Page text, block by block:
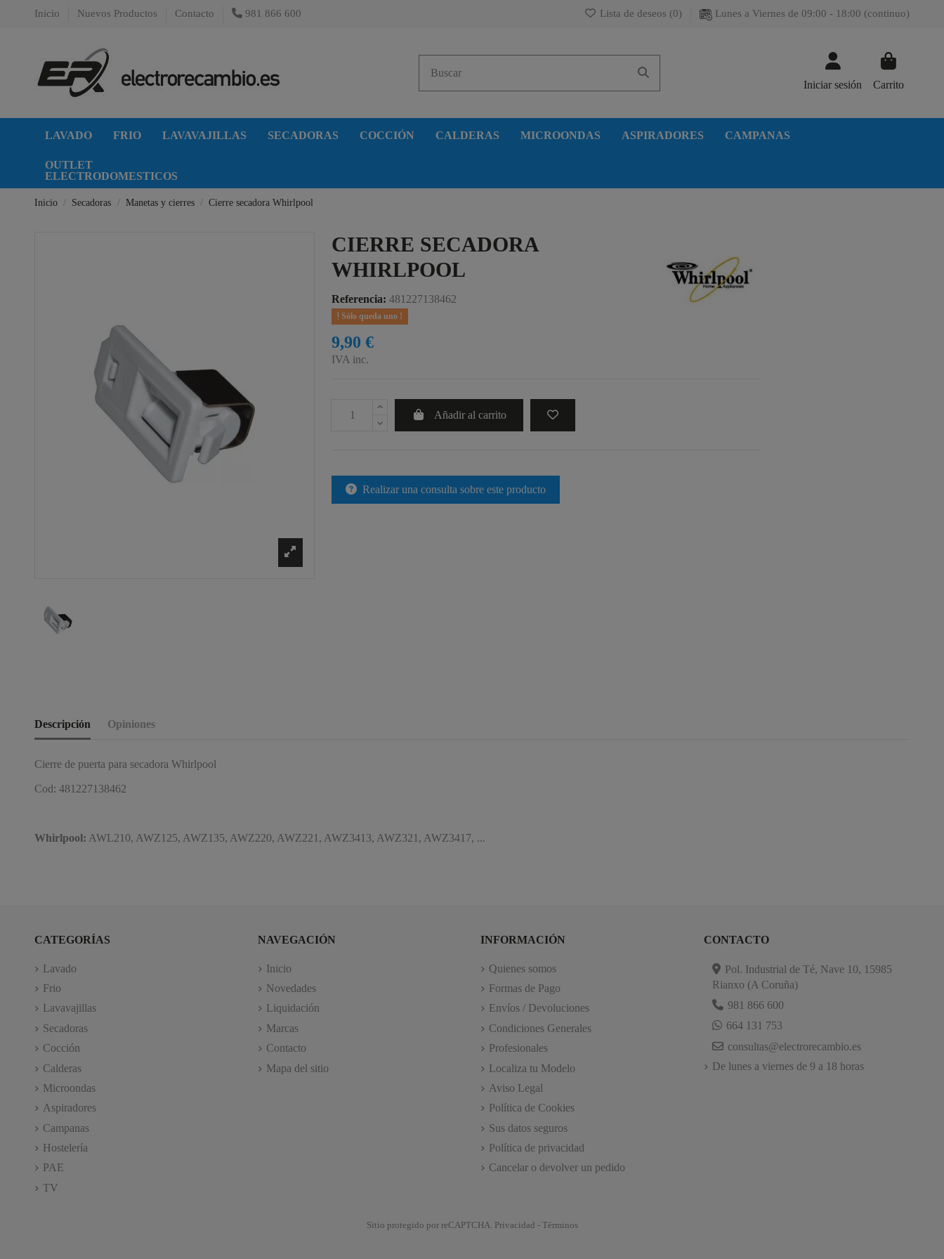
Inicio Nuevos Productos Contacto 981 866 600 Lista de deseos (0) Lunes a Viernes de 09:00 - 18:00 (continuo)
Iniciar sesión Carrito
LAVADO FRIO LAVAVAJILLAS SECADORAS COCCIÓN CALDERAS MICROONDAS ASPIRADORES CAMPANAS
OUTLET
ELECTRODOMESTICOS
Inicio Secadoras Manetas y cierres Cierre secadora Whirlpool
CIERRE SECADORA
WHIRLPOOL
Referencia: 481227138462
Sólo queda uno !
9,90 €
IVA inc.
Añadir al carrito
Realizar una consulta sobre este producto
Descripción Opiniones
Cierre de puerta para secadora Whirlpool
Cod: 481227138462
Whirlpool: AWL210, AWZ125, AWZ135, AWZ220, AWZ221, AWZ3413, AWZ321, AWZ3417, ...
CATEGORÍAS
Lavado
Frio
Lavavajillas
Secadoras
Cocción
Calderas
Microondas
Aspiradores
Campanas
Hostelería
PAE
TV
NAVEGACIÓN
Inicio
Novedades
Liquidación
Marcas
Contacto
Mapa del sitio
INFORMACIÓN
Quienes somos
Formas de Pago
Envíos / Devoluciones
Condiciones Generales
Profesionales
Localiza tu Modelo
Aviso Legal
Política de Cookies
Sus datos seguros
Política de privacidad
Cancelar o devolver un pedido
CONTACTO
Pol. Industrial de Té, Nave 10, 15985
Rianxo (A Coruña)
981 866 600
664 131 753
consultas@electrorecambio.es
De lunes a viernes de 9 a 18 horas
Sitio protegido por reCAPTCHA. Privacidad - Términos